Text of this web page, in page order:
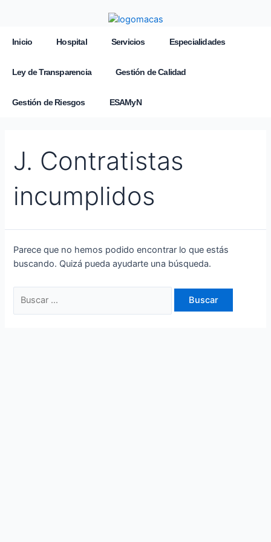
Inicio Hospital Servicios Especialidades
Ley de Transparencia Gestión de Calidad
Gestión de Riesgos ESAMyN
J. Contratistas
incumplidos
Parece que no hemos podido encontrar lo que estás
buscando. Quizá pueda ayudarte una búsqueda.